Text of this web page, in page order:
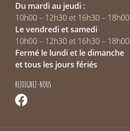
Du mardi au jeudi :
10h00 – 12h30 et 16h30 – 18h00
Le vendredi et samedi
10h00 – 12h30 et 16h30 – 18h00
Fermé le lundi et le dimanche
et tous les jours fériés
REJOIGNEZ-NOUS